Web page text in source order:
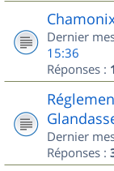
Dernier
15:36
Réponses :
Dernier
Réponses :